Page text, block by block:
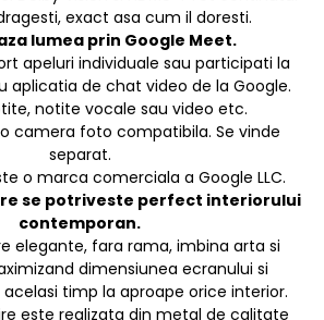
exact asa cum il doresti.
lumea prin Google Meet.
apeluri individuale sau participati la
aplicatia de chat video de la Google.
notite vocale sau video etc.
camera foto compatibila. Se vinde
separat.
o marca comerciala a Google LLC.
se potriveste perfect interiorului
contemporan.
elegante, fara rama, imbina arta si
dimensiunea ecranului si
timp la aproape orice interior.
este realizata din metal de calitate